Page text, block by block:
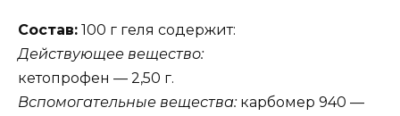
Состав: 100 г геля содержит:
Действующее вещество:
кетопрофен — 2,50 г.
Вспомогательные вещества:карбомер 940 —